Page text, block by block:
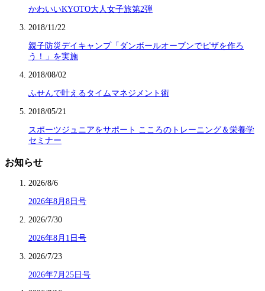
かわいいKYOTO大人女子旅第2弾
2018/11/22
親子防災デイキャンプ「ダンボールオーブンでピザを作ろ
う！」を実施
2018/08/02
ふせんで叶えるタイムマネジメント術
2018/05/21
スポーツジュニアをサポート こころのトレーニング＆栄養学
セミナー
お知らせ
2026/8/6
2026年8月8日号
2026/7/30
2026年8月1日号
2026/7/23
2026年7月25日号